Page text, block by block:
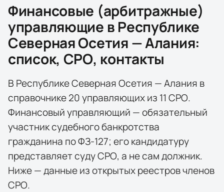
Финансовые (арбитражные)
управляющие в Республике
Северная Осетия — Алания:
список, СРО, контакты
В Республике Северная Осетия — Алания в
справочнике20управляющихиз 11СРО.
Финансовый управляющий — обязательный
участник судебного банкротства
гражданина по ФЗ-127; его кандидатуру
представляет суду СРО, а не сам должник.
Ниже — данные из открытых реестров членов
СРО.